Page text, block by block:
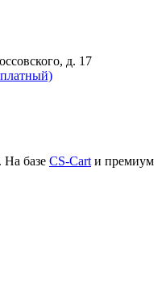
д. 17
базе CS-Cart и премиум